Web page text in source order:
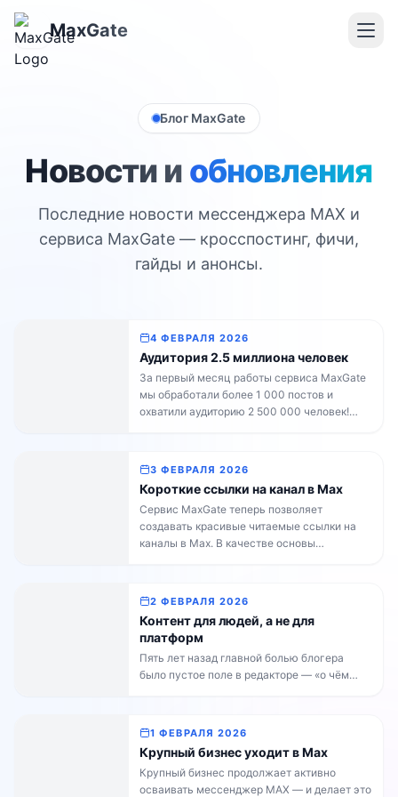
MaxGate
Блог MaxGate
Новости и обновления
Последние новости мессенджера MAX и
сервиса MaxGate — кросспостинг, фичи,
гайды и анонсы.
4 ФЕВРАЛЯ 2026
Аудитория 2.5 миллиона человек
За первый месяц работы сервиса MaxGate
мы обработали более 1 000 постов и
охватили аудиторию 2 500 000 человек!
попадает в мессенджер MAX без ручного
экономит время и расширяет охват.
Результат первого месяца подтверждает
востребованность решения. Приглашаем
владельцев каналов присоединиться и
3 ФЕВРАЛЯ 2026
Короткие ссылки на канал в Max
Сервис MaxGate теперь позволяет
создавать красивые читаемые ссылки на
каналы в Max. В качестве основы
бизнеса в мессенджере Max формируются
id[ИНН]_biz — например,
max.ru/id01010664…. Такой формат не
подходит для внешних коммуникаций:
ссылка громоздкая, не отражает бренд и
2 ФЕВРАЛЯ 2026
Контент для людей, а не для
платформ
Пять лет назад главной болью блогера
было пустое поле в редакторе — «о чём
работает — но живёт только в одном месте.
Telegram. Он набирает просмотры, лайки,
комментарии. Но за пределами этого
мессенджера — тишина. Тот же самый […]
1 ФЕВРАЛЯ 2026
Крупный бизнес уходит в Max
Крупный бизнес продолжает активно
осваивать мессенджер МАХ — и делает это